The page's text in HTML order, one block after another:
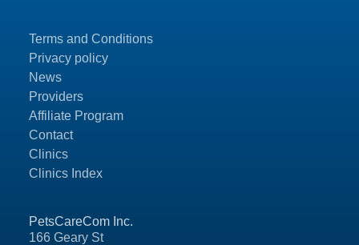
PetsCareCom Inc.
166 Geary St
Terms and Conditions
Privacy policy
News
Providers
Affiliate Program
Contact
Clinics
Clinics Index